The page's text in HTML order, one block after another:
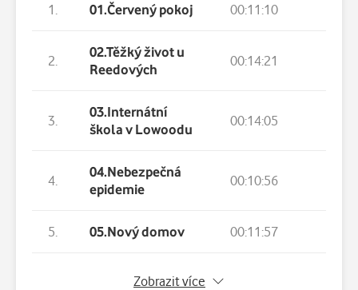
1. 01.Červený pokoj 00:11:10
2.
02.Těžký život u
Reedových
00:14:21
3.
03.Internátní
škola v Lowoodu
00:14:05
4.
04.Nebezpečná
epidemie
00:10:56
5. 05.Nový domov 00:11:57
06.Vychovatelkou v Thornfield Ha
Zobrazit více